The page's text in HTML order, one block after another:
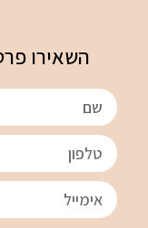
השאירו